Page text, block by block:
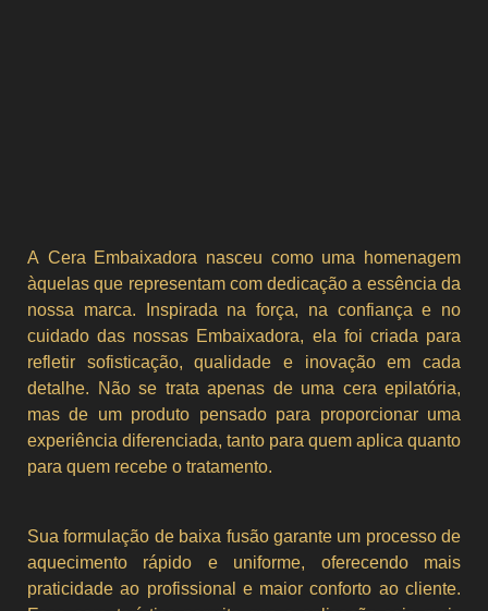
A Cera Embaixadora nasceu como uma homenagem
àquelas que representam com dedicação a essência da
nossa marca. Inspirada na força, na confiança e no
cuidado das nossas Embaixadora, ela foi criada para
refletir sofisticação, qualidade e inovação em cada
detalhe. Não se trata apenas de uma cera epilatória,
mas de um produto pensado para proporcionar uma
experiência diferenciada, tanto para quem aplica quanto
para quem recebe o tratamento.
Sua formulação de baixa fusão garante um processo de
aquecimento rápido e uniforme, oferecendo mais
praticidade ao profissional e maior conforto ao cliente.